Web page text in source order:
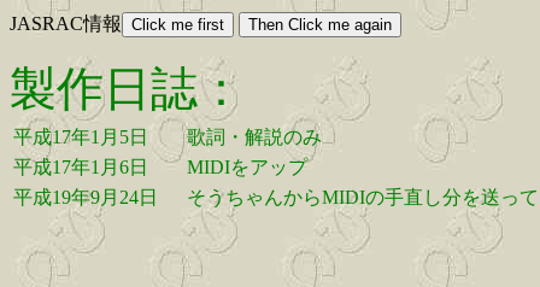
JASRAC情報
製作日誌：
平成17年1月5日
歌詞・解説のみ
平成17年1月6日
MIDIをアップ
平成19年9月24日
そうちゃんからMIDIの手直し分を送っ